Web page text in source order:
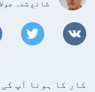
شائع شدہ جولائی 02, 2018 • 8 منٹ
کار کا ہونا آپ